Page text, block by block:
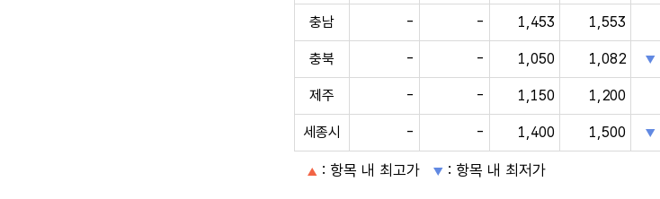
충남 - - 1,453 1,553
충북 - - 1,050 1,082
제주 - - 1,150 1,200
세종시 - - 1,400 1,500
: 항목 내 최고가 : 항목 내 최저가